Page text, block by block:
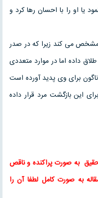
یا او را با احسان رها کرد و
مشخص می کند زیرا که در صدر
داده اما در موارد متعددی
برای وی پدید آورده است
این بازگشت مرد قرار داده
به صورت پراکنده و ناقص
به صورت کامل لطفا آن را